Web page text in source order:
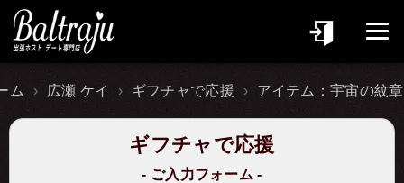
ム 広瀬 ケイ ギフチャで応援 アイテム：宇宙の紋章
ギフチャで応援
ご入力フォーム